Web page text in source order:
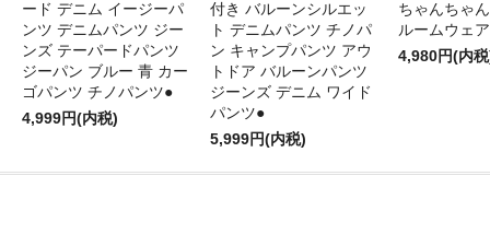
ード デニム イージーパ
ンツ デニムパンツ ジー
ンズ テーパードパンツ
ジーパン ブルー 青 カー
ゴパンツ チノパンツ●
4,999円(内税)
付き バルーンシルエッ
ト デニムパンツ チノパ
ン キャンプパンツ アウ
トドア バルーンパンツ
ジーンズ デニム ワイド
パンツ●
5,999円(内税)
ちゃんちゃ
ルームウェ
4,980円(内